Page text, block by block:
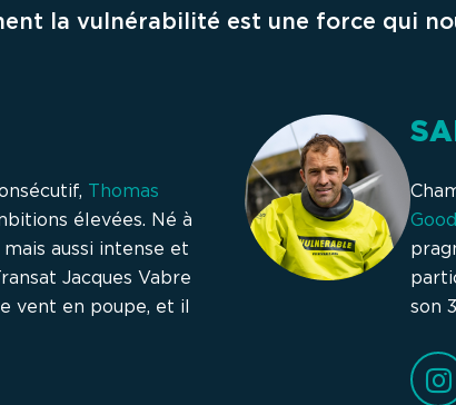
la vulnérabilité est une force qui
Thomas
élevées. Né à
aussi intense et
Jacques Vabre
vent en poupe, et il
son